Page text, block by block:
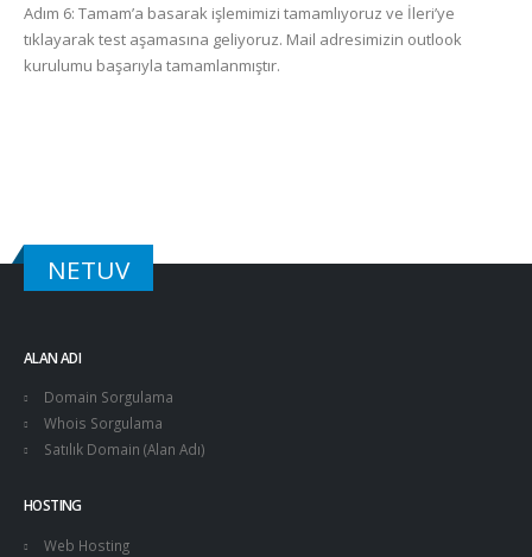
Adım 6: Tamam’a basarak işlemimizi tamamlıyoruz ve İleri’ye
tıklayarak test aşamasına geliyoruz. Mail adresimizin outlook
kurulumu başarıyla tamamlanmıştır.
NETUV
ALAN ADI
Domain Sorgulama
Whois Sorgulama
Satılık Domain (Alan Adı)
HOSTING
Web Hosting